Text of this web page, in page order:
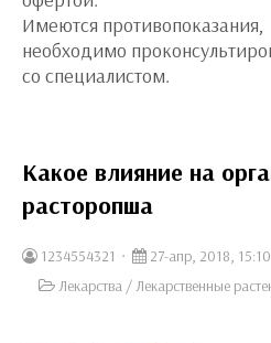
Имеются противопоказания,
необходимо
со специалистом.
Какое влияние на
расторопша
1234554321
27-апр, 2018, 15:10
Лекарства /Лекарственные